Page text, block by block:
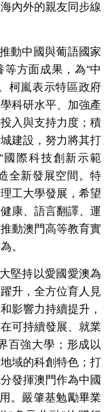
內外的親友同步線
動中國與葡語國家
方面成果，為“中
柯嵐表示特區政府
科研水平、加強產
入與支持力度；積
建設，努力將其打
國際科技創新示範
全新發展空間。特
工大學發展，希望
康、語言翻譯、運
動澳門高等教育實
。
堅持以愛國愛澳為
升，全方位育人見
影響力持續提升，
可持續發展、就業
百強大學；形成以
域的科創特色；打
發揮澳門作為中國
。嚴肇基勉勵畢業